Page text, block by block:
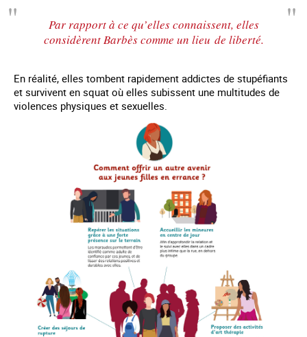
Par rapport à ce qu’elles connaissent, elles
considèrent Barbès comme un lieu de liberté.
En réalité, elles tombent rapidement addictes de stupéfiants
et survivent en squat où elles subissent une multitudes de
violences physiques et sexuelles.